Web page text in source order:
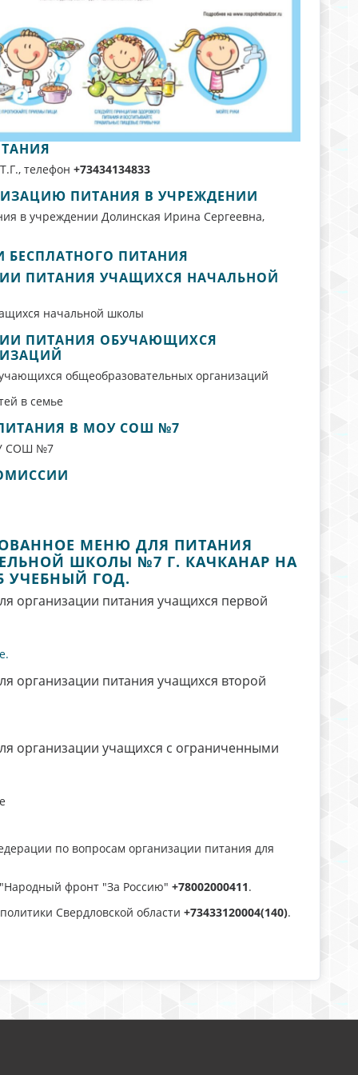
телефон +73434134833
ПИТАНИЯ В УЧРЕЖДЕНИИ
в учреждении Долинская Ирина Сергеевна,
ПИТАНИЯ
ПИТАНИЯ УЧАЩИХСЯ НАЧАЛЬНОЙ
начальной школы
ПИТАНИЯ ОБУЧАЮЩИХСЯ
общеобразовательных организаций
в семье
В МОУ СОШ №7
СОШ №7
МЕНЮ ДЛЯ ПИТАНИЯ
ШКОЛЫ №7 Г. КАЧКАНАР НА
УЧЕБНЫЙ ГОД.
организации питания учащихся первой
организации питания учащихся второй
организации учащихся с ограниченными
по вопросам организации питания для
фронт "За Россию" +78002000411.
Свердловской области +73433120004(140).